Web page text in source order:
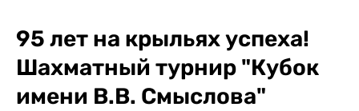
95 лет на крыльях успеха!
Шахматный турнир "Кубок
имени В.В. Смыслова"